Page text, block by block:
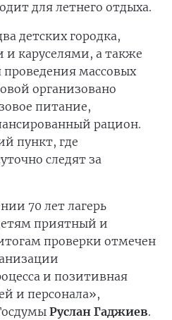
для летнего отдыха.
детских городка,
каруселями, а также
массовых
организовано
питание,
рацион.
пункт, где
следят за
70 лет лагерь
приятный и
проверки отмечен
и позитивная
и персонала»,
Руслан Гаджиев.